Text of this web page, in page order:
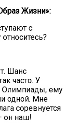
Жизни»:
с
Шанс
часто. У
Олимпиады, ему
одной. Мне
соревнуется
он наш!